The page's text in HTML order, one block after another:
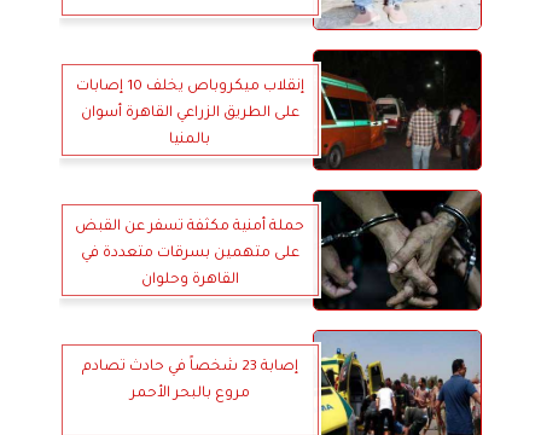
إنقلاب ميكروباص يخلف 10 إصابات
على الطريق الزراعي القاهرة أسوان
بالمنيا
حملة أمنية مكثفة تسفر عن القبض
على متهمين بسرقات متعددة في
القاهرة وحلوان
إصابة 23 شخصاً في حادث تصادم
مروع بالبحر الأحمر